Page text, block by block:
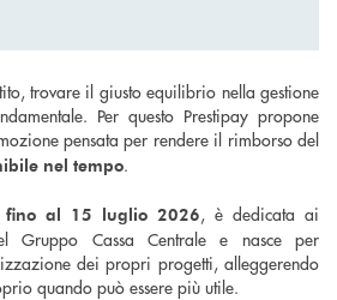
trovare il giusto equilibrio nella gestione
Per questo Prestipay propone
pensata per rendere il rimborso del
nel tempo.
fino al 15 luglio 2026, è dedicata ai
Gruppo Cassa Centrale e nasce per
dei propri progetti, alleggerendo
quando può essere più utile.